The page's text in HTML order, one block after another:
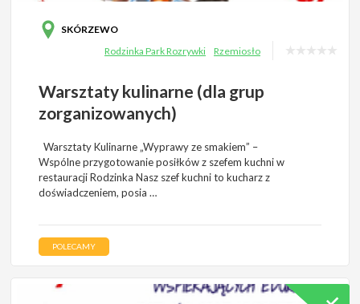
SKÓRZEWO
Rodzinka Park Rozrywki
Rzemiosło
Warsztaty kulinarne (dla grup
zorganizowanych)
Warsztaty Kulinarne „Wyprawy ze smakiem” –
Wspólne przygotowanie posiłków z szefem kuchni w
restauracji Rodzinka Nasz szef kuchni to kucharz z
doświadczeniem, posia …
POLECAMY